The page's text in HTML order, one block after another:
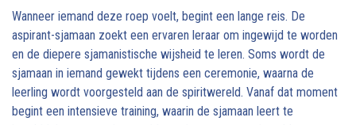
Wanneer iemand deze roep voelt, begint een lange reis. De
aspirant-sjamaan zoekt een ervaren leraar om ingewijd te worden
en de diepere sjamanistische wijsheid te leren. Soms wordt de
sjamaan in iemand gewekt tijdens een ceremonie, waarna de
leerling wordt voorgesteld aan de spiritwereld. Vanaf dat moment
begint een intensieve training, waarin de sjamaan leert te